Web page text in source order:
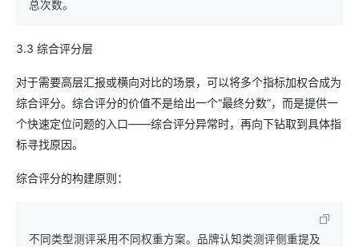
3.3 综合评分层
对于需要高层汇报或横向对比的场景，可以将多个指标加权合成为
综合评分。综合评分的价值不是给出一个“最终分数”，而是提供一
个快速定位问题的入口——综合评分异常时，再向下钻取到具体指
标寻找原因。
综合评分的构建原则：
不同类型测评采用不同权重方案。品牌认知类测评侧重提及